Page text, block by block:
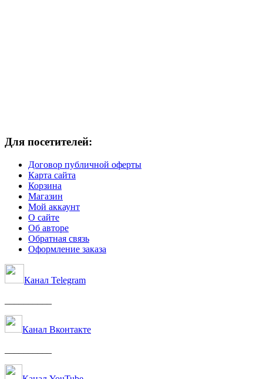
Для посетителей:
Договор публичной оферты
Карта сайта
Корзина
Магазин
Мой аккаунт
О сайте
Об авторе
Обратная связь
Оформление заказа
Канал Telegram
Канал Вконтакте